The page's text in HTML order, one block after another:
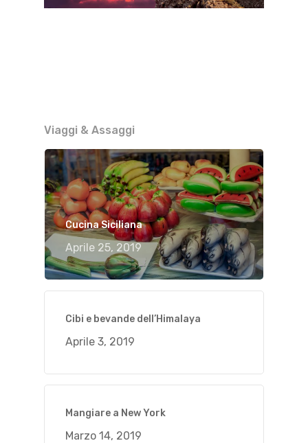
Viaggi & Assaggi
Cucina Siciliana
Aprile 25, 2019
Cibi e bevande dell’Himalaya
Aprile 3, 2019
Mangiare a New York
Marzo 14, 2019